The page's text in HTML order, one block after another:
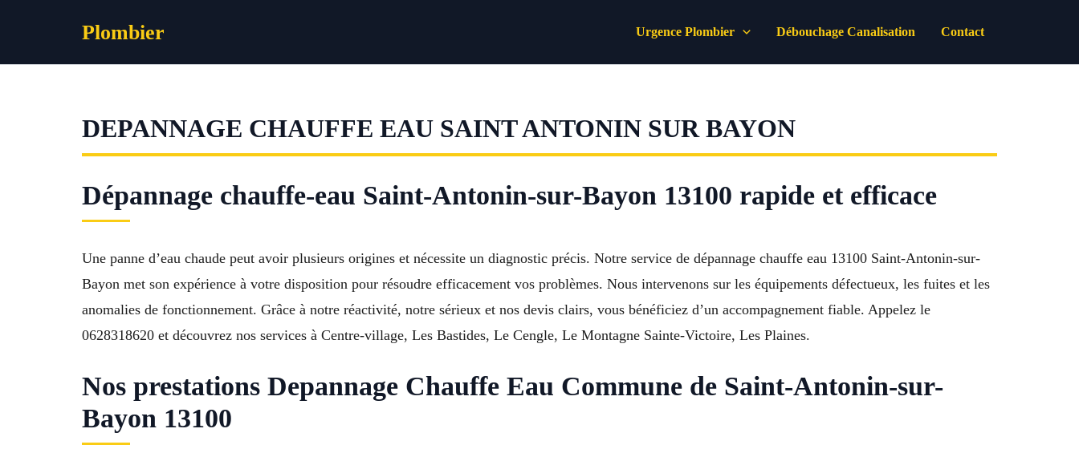
Plombier Urgence Plombier Débouchage Canalisation Contact
DEPANNAGE CHAUFFE EAU SAINT ANTONIN SUR BAYON
Dépannage chauffe-eau Saint-Antonin-sur-Bayon 13100 rapide et efficace
Une panne d’eau chaude peut avoir plusieurs origines et nécessite un diagnostic précis. Notre service de dépannage chauffe eau 13100 Saint-Antonin-sur-
Bayon met son expérience à votre disposition pour résoudre efficacement vos problèmes. Nous intervenons sur les équipements défectueux, les fuites et les
anomalies de fonctionnement. Grâce à notre réactivité, notre sérieux et nos devis clairs, vous bénéficiez d’un accompagnement fiable. Appelez le
0628318620 et découvrez nos services à Centre-village, Les Bastides, Le Cengle, Le Montagne Sainte-Victoire, Les Plaines.
Nos prestations Depannage Chauffe Eau Commune de Saint-Antonin-sur-
Bayon 13100